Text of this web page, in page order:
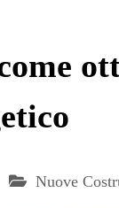
Nuove